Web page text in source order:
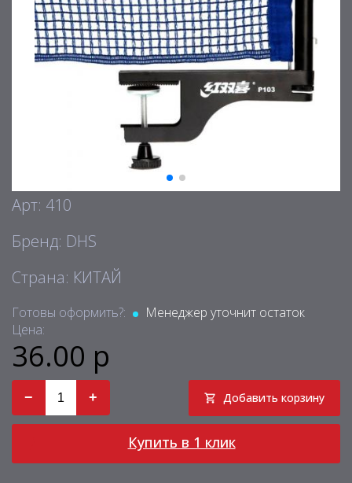
Арт: 410
Бренд: DHS
Страна: КИТАЙ
Готовы оформить?:
Менеджер уточнит остаток
Цена:
36.00 р
− + Добавить корзину
Купить в 1 клик